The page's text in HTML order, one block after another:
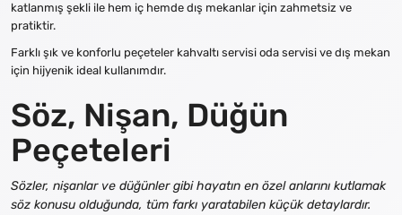
katlanmış şekli ile hem iç hemde dış mekanlar için zahmetsiz ve
pratiktir.
Farklı şık ve konforlu peçeteler kahvaltı servisi oda servisi ve dış mekan
için hijyenik ideal kullanımdır.
Söz, Nişan, Düğün
Peçeteleri
Sözler, nişanlar ve düğünler gibi hayatın en özel anlarını kutlamak
söz konusu olduğunda, tüm farkı yaratabilen küçük detaylardır.